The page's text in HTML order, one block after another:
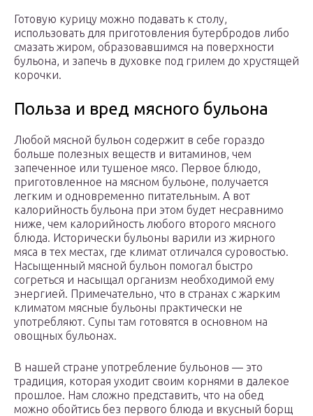
Готовую курицу можно подавать к столу,
использовать для приготовления бутербродов либо
смазать жиром, образовавшимся на поверхности
бульона, и запечь в духовке под грилем до хрустящей
корочки.
Польза и вред мясного бульона
Любой мясной бульон содержит в себе гораздо
больше полезных веществ и витаминов, чем
запеченное или тушеное мясо. Первое блюдо,
приготовленное на мясном бульоне, получается
легким и одновременно питательным. А вот
калорийность бульона при этом будет несравнимо
ниже, чем калорийность любого второго мясного
блюда. Исторически бульоны варили из жирного
мяса в тех местах, где климат отличался суровостью.
Насыщенный мясной бульон помогал быстро
согреться и насыщал организм необходимой ему
энергией. Примечательно, что в странах с жарким
климатом мясные бульоны практически не
употребляют. Супы там готовятся в основном на
овощных бульонах.
В нашей стране употребление бульонов — это
традиция, которая уходит своим корнями в далекое
прошлое. Нам сложно представить, что на обед
можно обойтись без первого блюда и вкусный борщ